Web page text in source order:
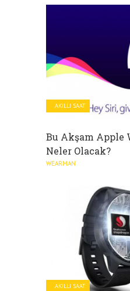
AKILLI SAAT
Bu Akşam Apple
Neler Olacak?
WEARMAN
AKILLI SAAT